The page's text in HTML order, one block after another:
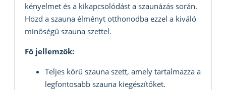
kényelmet és a kikapcsolódást a szaunázás során.
Hozd a szauna élményt otthonodba ezzel a kiváló
minőségű szauna szettel.
Fő jellemzők:
Teljes körű szauna szett, amely tartalmazza a
legfontosabb szauna kiegészítőket.